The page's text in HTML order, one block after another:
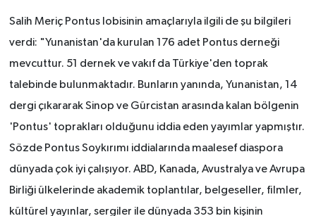
Salih Meriç Pontus lobisinin amaçlarıyla ilgili de şu bilgileri
verdi: "Yunanistan'da kurulan 176 adet Pontus derneği
mevcuttur. 51 dernek ve vakıf da Türkiye'den toprak
talebinde bulunmaktadır. Bunların yanında, Yunanistan, 14
dergi çıkararak Sinop ve Gürcistan arasında kalan bölgenin
'Pontus' toprakları olduğunu iddia eden yayımlar yapmıştır.
Sözde Pontus Soykırımı iddialarında maalesef diaspora
dünyada çok iyi çalışıyor. ABD, Kanada, Avustralya ve Avrupa
Birliği ülkelerinde akademik toplantılar, belgeseller, filmler,
kültürel yayınlar, sergiler ile dünyada 353 bin kişinin